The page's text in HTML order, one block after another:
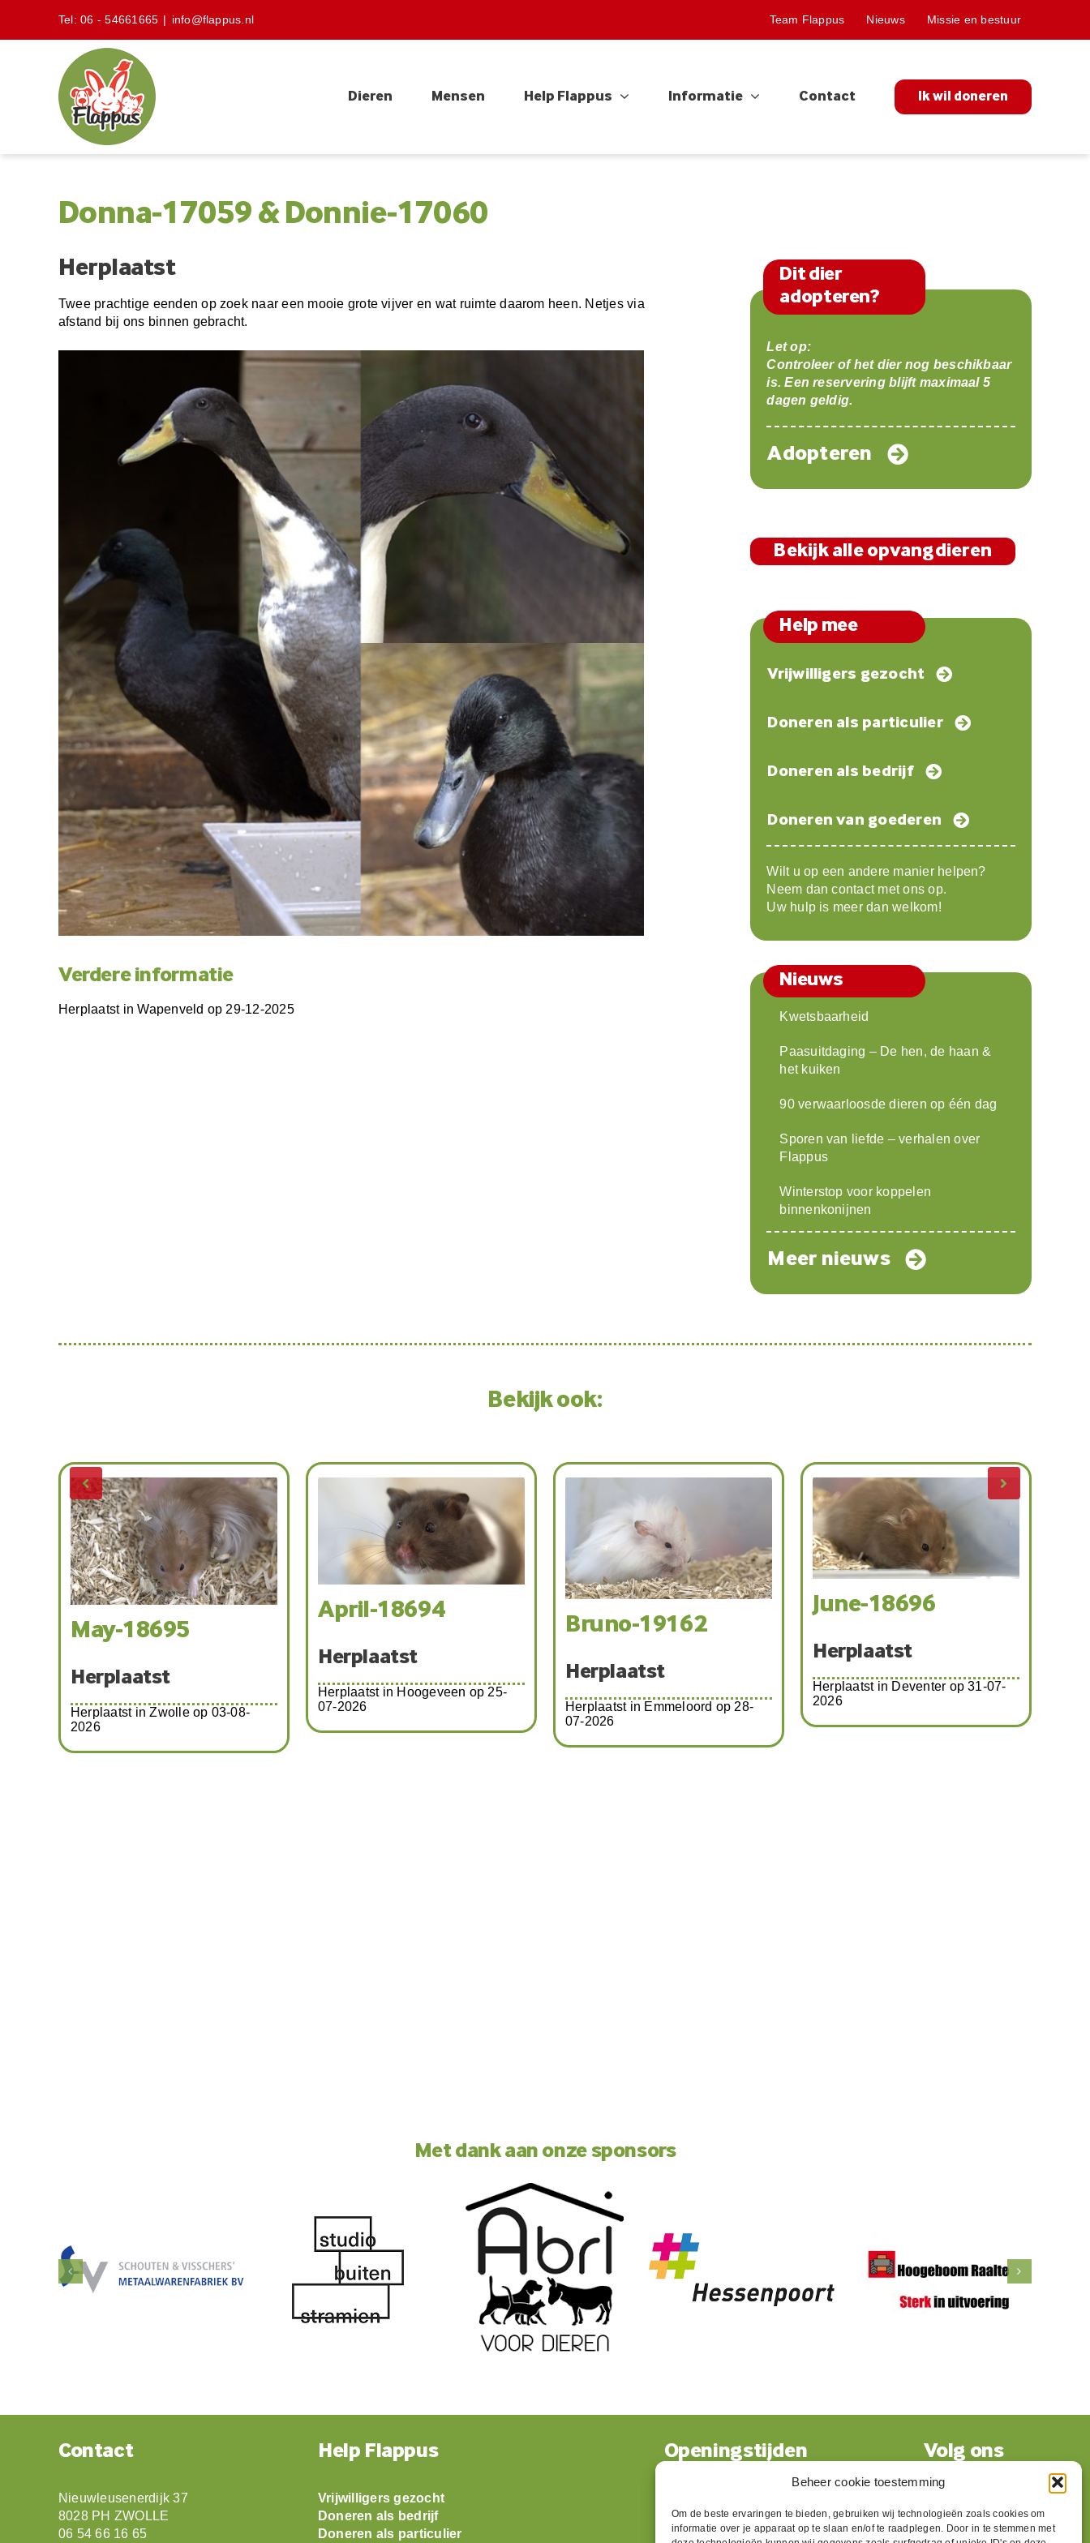
Beheer cookie toestemming
Om de beste ervaringen te bieden, gebruiken wij technologieën zoals cookies om
informatie over je apparaat op te slaan en/of te raadplegen. Door in te stemmen met
content
Tel:06 - 54661665 | info@flappus.nl Team Flappus Nieuws Missie en bestuur
Dieren Mensen Help Flappus Informatie Contact Ik wil doneren
Donna-17059 & Donnie-17060
Herplaatst
Twee prachtige eenden op zoek naar een mooie grote vijver en wat ruimte daarom heen. Netjes via
afstand bij ons binnen gebracht.
Verdere informatie
Herplaatst in Wapenveld op 29-12-2025
Dit dier
adopteren?
Let op:
Controleer of het dier nog beschikbaar
is. Een reservering blijft maximaal 5
dagen geldig.
Adopteren
Bekijk alle opvangdieren
Help mee
Vrijwilligers gezocht
Doneren als particulier
Doneren als bedrijf
Doneren van goederen
Wilt u op een andere manier helpen?
Neem dan contact met ons op.
Uw hulp is meer dan welkom!
Nieuws
Kwetsbaarheid
Paasuitdaging – De hen, de haan &
het kuiken
90 verwaarloosde dieren op één dag
Sporen van liefde – verhalen over
Flappus
Winterstop voor koppelen
binnenkonijnen
Meer nieuws
Bekijk ook:
May-18695
Herplaatst
Herplaatst in Zwolle op 03-08-
2026
April-18694
Herplaatst
Herplaatst in Hoogeveen op 25-
07-2026
Bruno-19162
Herplaatst
Herplaatst in Emmeloord op 28-
07-2026
June-18696
Herplaatst
Herplaatst in Deventer op 31-07-
2026
Met dank aan onze sponsors
Contact
Nieuwleusenerdijk 37
8028 PH ZWOLLE
06 54 66 16 65
Help Flappus
Vrijwilligers gezocht
Doneren als bedrijf
Doneren als particulier
Openingstijden
Dinsdag:09:30 t/m 17:00
Woensdag:09:30 t/m 17:00
Volg ons